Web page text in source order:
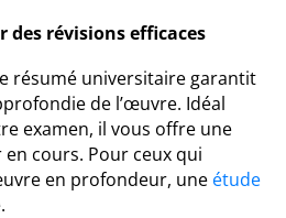
des révisions efficaces
résumé universitaire garantit
de l’œuvre. Idéal
examen, il vous offre une
cours. Pour ceux qui
en profondeur, une étude